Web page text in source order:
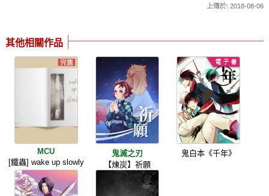
上傳於: 2018-08-06
其他相關作品
MCU
[鐵蟲] wake up slowly
鬼滅之刃
【煉炭】祈願
鬼白本《千年》